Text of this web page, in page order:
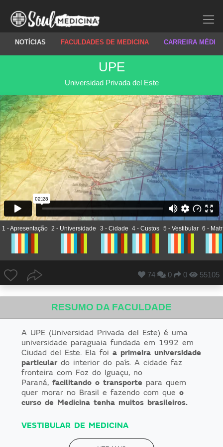
NOTÍCIAS FACULDADES DE MEDICINA CARREIRA
UPE
Universidad Privada del Este
1 - Apresentação 2 - Universidade 3 - Cidade 4 - Custos 5 - Vestibular 6 -
74 0 0 55105
RESUMO DA FACULDADE
A UPE (Universidad Privada del Este) é uma
universidade paraguaia fundada em 1992 em
Ciudad del Este. Ela foi a primeira universidade
particulardo interior do país. A cidade faz
fronteira com Foz do Iguaçu, no
Paraná, facilitando o transportepara quem
quer morar no Brasil e fazendo com que o
curso de Medicina tenha muitos brasileiros.
VESTIBULAR DE MEDICINA